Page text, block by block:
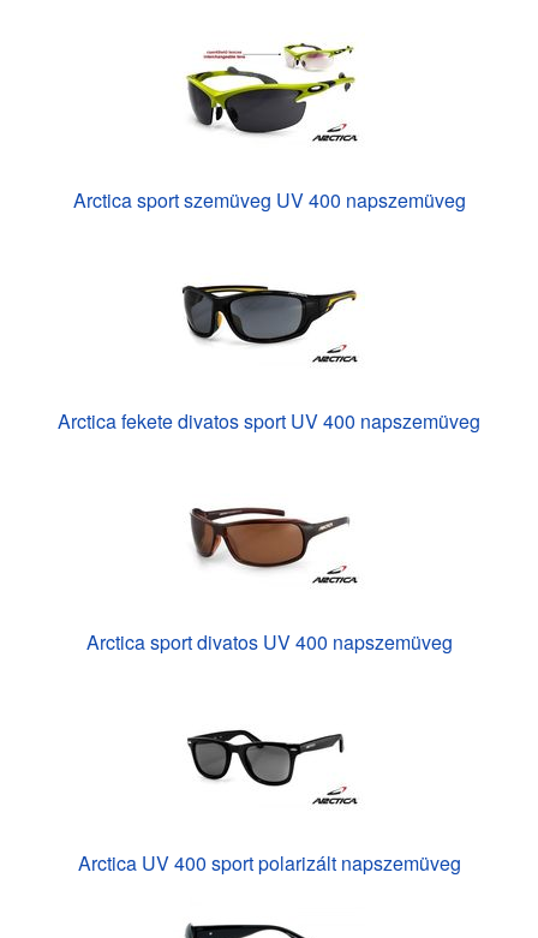
Arctica sport szemüveg UV 400 napszemüveg
Arctica fekete divatos sport UV 400 napszemüveg
Arctica sport divatos UV 400 napszemüveg
Arctica UV 400 sport polarizált napszemüveg